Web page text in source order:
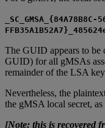
The GUID appears to be
GUID) for all gMSAs
remainder of the LSA
Nevertheless, the
the gMSA local secret,
[Note: this is recovered